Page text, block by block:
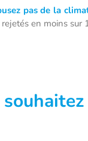
pas de la
rejetés en moins sur